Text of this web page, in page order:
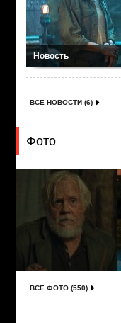
Новость
ВСЕ НОВОСТИ (6)
Фото
ВСЕ ФОТО (550)